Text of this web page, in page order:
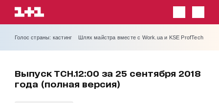
Голос страны: кастинг Шлях майстра вместе с Work.ua и KSE ProfTech
Выпуск ТСН.12:00 за 25 сентября 2018
года (полная версия)